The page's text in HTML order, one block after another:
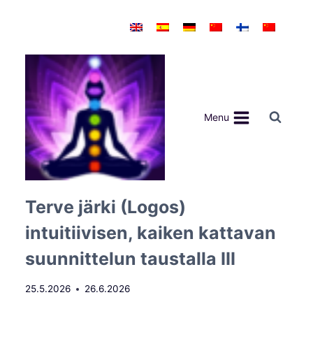
Menu
Terve järki (Logos)
intuitiivisen, kaiken kattavan
suunnittelun taustalla III
25.5.2026 26.6.2026